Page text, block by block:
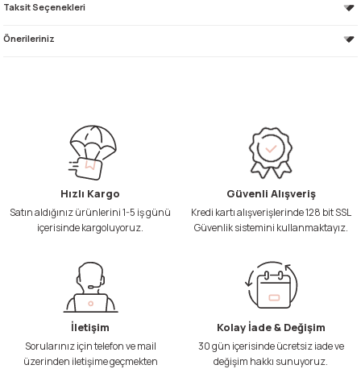
Taksit Seçenekleri
Önerileriniz
Hızlı Kargo
Satın aldığınız ürünlerini 1-5 iş günü
içerisinde kargoluyoruz.
Güvenli Alışveriş
Kredi kartı alışverişlerinde 128 bit SSL
Güvenlik sistemini kullanmaktayız.
İletişim
Sorularınız için telefon ve mail
üzerinden iletişime geçmekten
Kolay İade & Değişim
30 gün içerisinde ücretsiz iade ve
değişim hakkı sunuyoruz.